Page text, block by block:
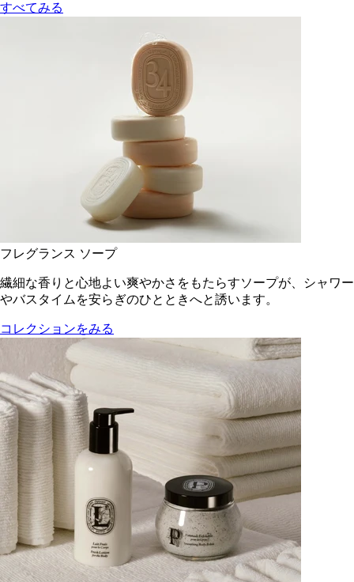
すべてみる
フレグランス ソープ
繊細な香りと心地よい爽やかさをもたらすソープが、シャワー
やバスタイムを安らぎのひとときへと誘います。
コレクションをみる